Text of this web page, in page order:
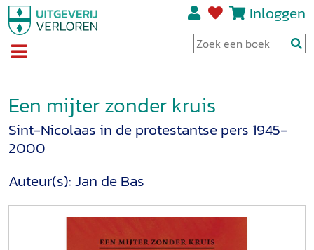
Inloggen
Een mijter zonder kruis
Sint-Nicolaas in de protestantse pers 1945-
2000
Auteur(s):Jan de Bas